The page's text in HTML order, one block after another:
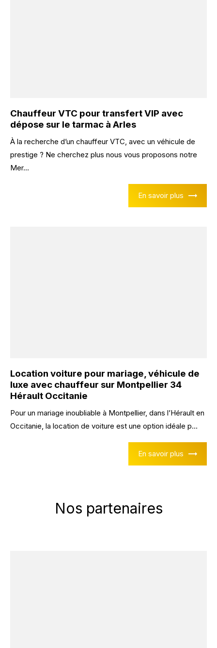
Chauffeur VTC pour transfert VIP avec
dépose sur le tarmac à Arles
À la recherche d’un chauffeur VTC, avec un véhicule de
prestige ? Ne cherchez plus nous vous proposons notre
Mer...
En savoir plus
Location voiture pour mariage, véhicule de
luxe avec chauffeur sur Montpellier 34
Hérault Occitanie
Pour un mariage inoubliable à Montpellier, dans l’Hérault en
Occitanie, la location de voiture est une option idéale p...
En savoir plus
Nos partenaires